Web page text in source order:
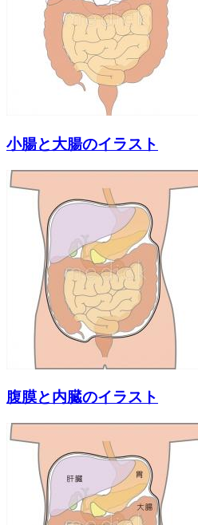
小腸と大腸のイラスト
腹膜と内臓のイラスト